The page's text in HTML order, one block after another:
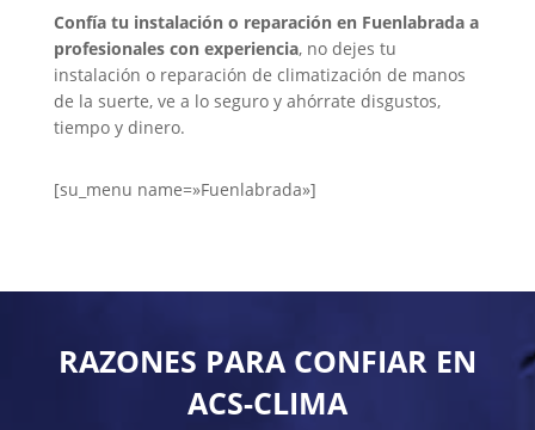
Confía tu instalación o reparación en Fuenlabrada a
profesionales con experiencia, no dejes tu
instalación o reparación de climatización de manos
de la suerte, ve a lo seguro y ahórrate disgustos,
tiempo y dinero.
[su_menu name=»Fuenlabrada»]
RAZONES PARA CONFIAR EN
ACS-CLIMA